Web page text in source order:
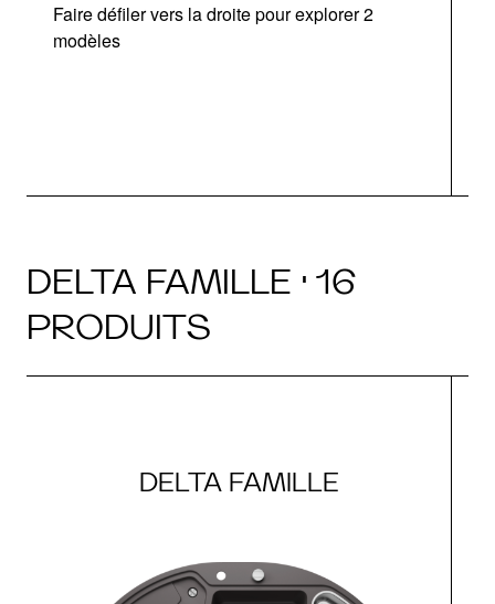
Faire défiler vers la droite pour explorer 2
modèles
DELTA FAMILLE · 16
PRODUITS
DELTA FAMILLE